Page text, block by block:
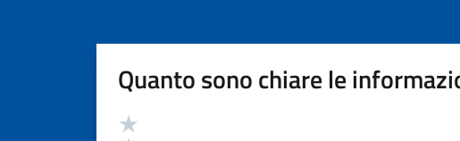
Quanto sono chiare le
Valutazione